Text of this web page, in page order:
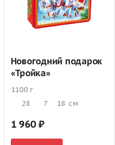
Новогодний подарок
«Тройка»
1100 г
28
7 18 см
1 960